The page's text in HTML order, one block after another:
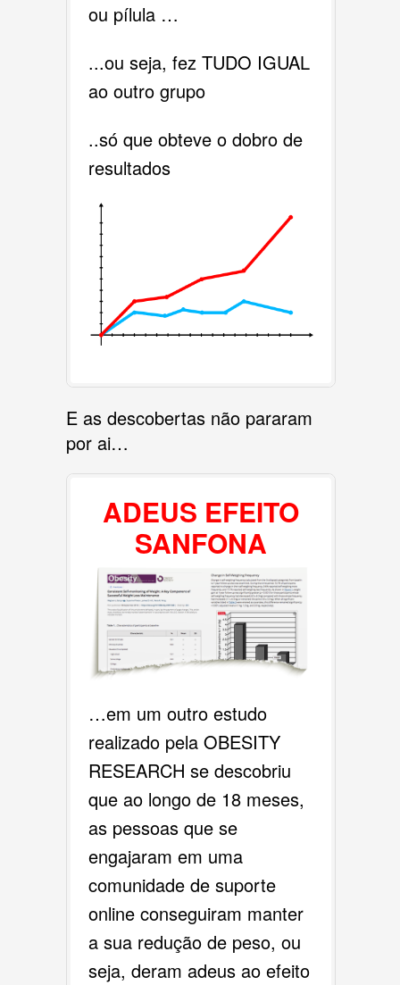
ou pílula …
...ou seja, fez TUDO IGUAL
ao outro grupo
..só que obteve o dobro de
resultados
E as descobertas não pararam
por ai…
ADEUS EFEITO
SANFONA
…em um outro estudo
realizado pela OBESITY
RESEARCH se descobriu
que ao longo de 18 meses,
as pessoas que se
engajaram em uma
comunidade de suporte
online conseguiram manter
a sua redução de peso, ou
seja, deram adeus ao efeito